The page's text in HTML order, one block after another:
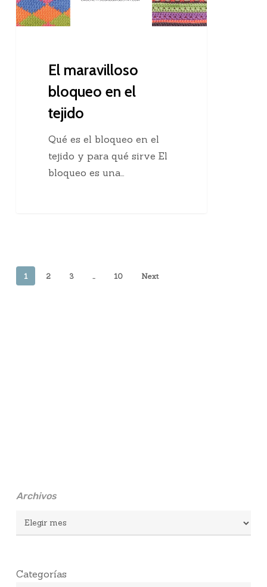
tejido
El maravilloso
bloqueo en el
tejido
Qué es el bloqueo en el
tejido y para qué sirve El
bloqueo es una…
1 2 3 … 10 Next
Archivos
Archivos
Categorías